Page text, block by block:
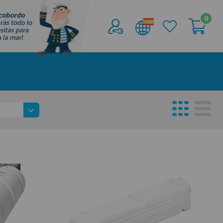
Acceder al
Área profesionales
Únete ya a los mas de de 500 Profesionales de
la Náutica
0